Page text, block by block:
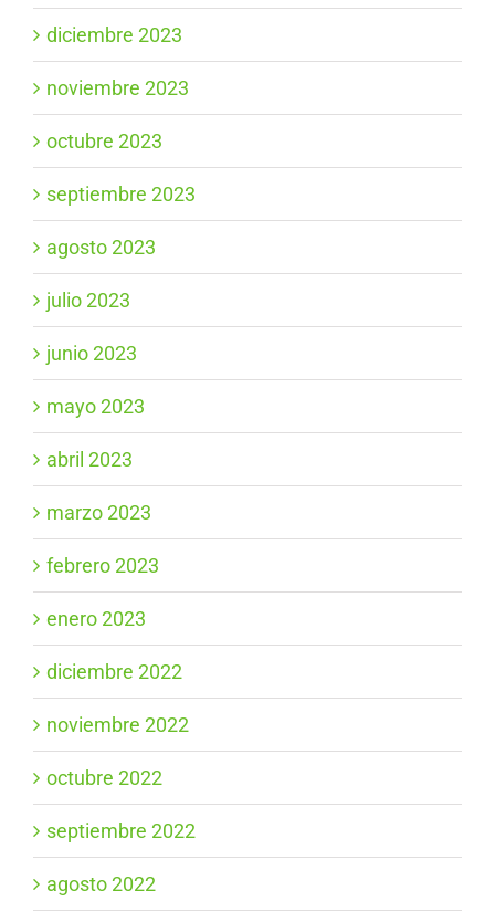
diciembre 2023
noviembre 2023
octubre 2023
septiembre 2023
agosto 2023
julio 2023
junio 2023
mayo 2023
abril 2023
marzo 2023
febrero 2023
enero 2023
diciembre 2022
noviembre 2022
octubre 2022
septiembre 2022
agosto 2022